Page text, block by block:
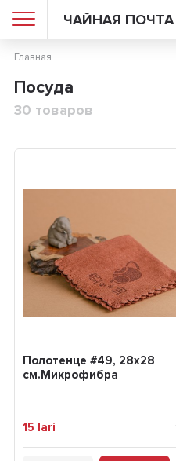
ЧАЙНАЯ
Главная
Посуда
30 товаров
Полотенце #49, 28х28
см.Микрофибра
15 lari